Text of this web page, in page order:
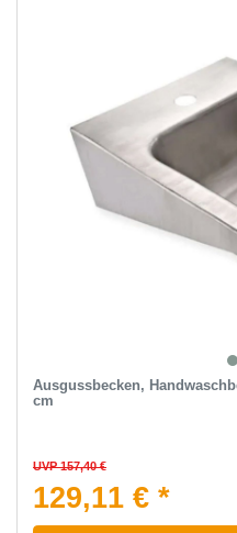
Ausgussbecken,
cm
UVP 157,40 €
129,11 € *